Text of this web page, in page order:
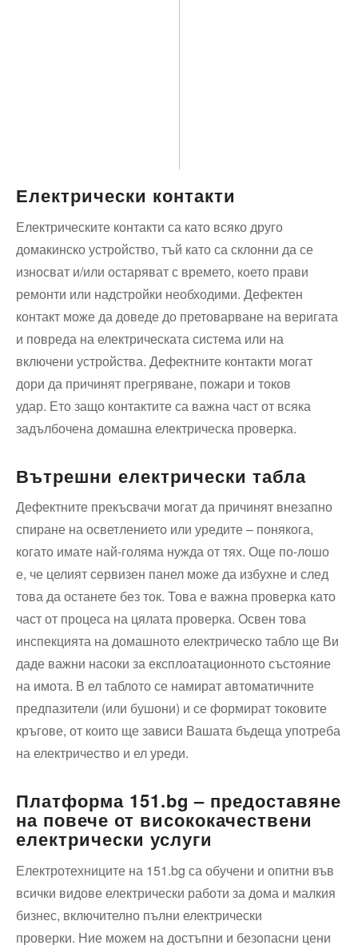
Електрически контакти
Електрическите контакти са като всяко друго
домакинско устройство, тъй като са склонни да се
износват и/или остаряват с времето, което прави
ремонти или надстройки необходими. Дефектен
контакт може да доведе до претоварване на веригата
и повреда на електрическата система или на
включени устройства. Дефектните контакти могат
дори да причинят прегряване, пожари и токов
удар. Ето защо контактите са важна част от всяка
задълбочена домашна електрическа проверка.
Вътрешни електрически табла
Дефектните прекъсвачи могат да причинят внезапно
спиране на осветлението или уредите – понякога,
когато имате най-голяма нужда от тях. Още по-лошо
е, че целият сервизен панел може да избухне и след
това да останете без ток. Това е важна проверка като
част от процеса на цялата проверка. Освен това
инспекцията на домашното електрическо табло ще Ви
даде важни насоки за експлоатационното състояние
на имота. В ел таблото се намират автоматичните
предпазители (или бушони) и се формират токовите
кръгове, от които ще зависи Вашата бъдеща употреба
на електричество и ел уреди.
Платформа 151.bg – предоставяне
на повече от висококачествени
електрически услуги
Електротехниците на 151.bg са обучени и опитни във
всички видове електрически работи за дома и малкия
бизнес, включително пълни електрически
проверки. Ние можем на достъпни и безопасни цени